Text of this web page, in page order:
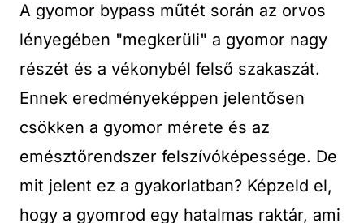
A gyomor bypass műtét során az orvos
lényegében "megkerüli" a gyomor nagy
részét és a vékonybél felső szakaszát.
Ennek eredményeképpen jelentősen
csökken a gyomor mérete és az
emésztőrendszer felszívóképessége. De
mit jelent ez a gyakorlatban? Képzeld el,
hogy a gyomrod egy hatalmas raktár, ami